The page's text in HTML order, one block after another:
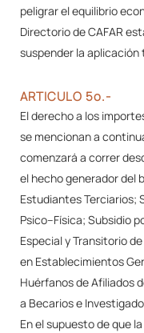
peligrar el equilibrio
Directorio de CAFAR
suspender la aplicación
ARTICULO 5º.-
El derecho a los
se mencionan a
comenzará a correr
el hecho generador del
Estudiantes Terciarios;
Psico–Física; Subsidio
Especial y Transitorio
en Establecimientos
Huérfanos de Afiliados
a Becarios e
En el supuesto de que